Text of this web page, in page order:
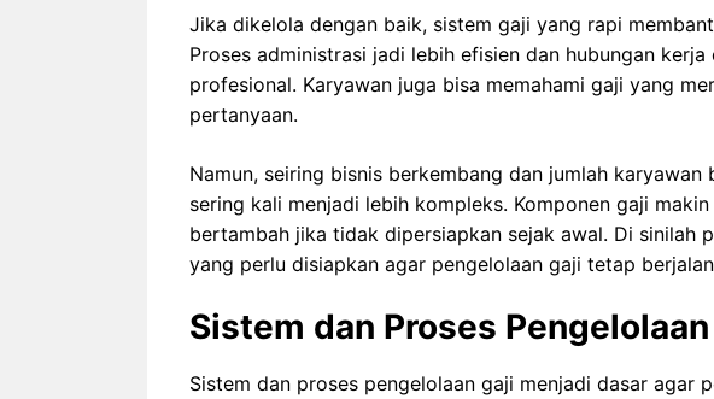
Jika dikelola dengan baik, sistem gaji yang rapi
Proses administrasi jadi lebih efisien dan hubungan
profesional. Karyawan juga bisa memahami gaji yang
pertanyaan.
Namun, seiring bisnis berkembang dan jumlah
sering kali menjadi lebih kompleks. Komponen gaji
bertambah jika tidak dipersiapkan sejak awal. Di sinilah
yang perlu disiapkan agar pengelolaan gaji tetap
Sistem dan Proses Pengelolaan
Sistem dan proses pengelolaan gaji menjadi dasar agar